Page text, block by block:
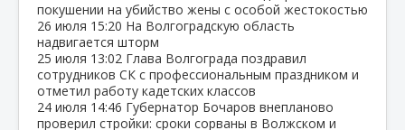
покушении на убийство жены с особой жестокостью
26 июля 15:20 На Волгоградскую область
надвигается шторм
25 июля 13:02 Глава Волгограда поздравил
сотрудников СК с профессиональным праздником и
отметил работу кадетских классов
24 июля 14:46 Губернатор Бочаров внепланово
проверил стройки: сроки сорваны в Волжском и